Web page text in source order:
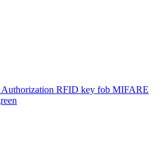
Authorization RFID key fob MIFARE